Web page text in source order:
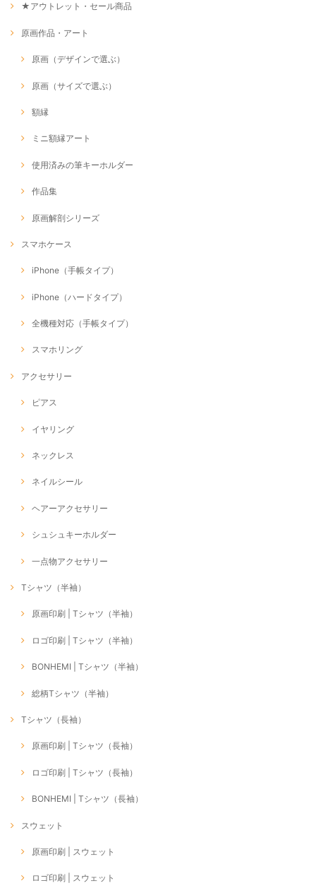
★アウトレット・セール商品
原画作品・アート
原画（デザインで選ぶ）
原画（サイズで選ぶ）
額縁
ミニ額縁アート
使用済みの筆キーホルダー
作品集
原画解剖シリーズ
スマホケース
iPhone（手帳タイプ）
iPhone（ハードタイプ）
全機種対応（手帳タイプ）
スマホリング
アクセサリー
ピアス
イヤリング
ネックレス
ネイルシール
ヘアーアクセサリー
シュシュキーホルダー
一点物アクセサリー
Tシャツ（半袖）
原画印刷 | Tシャツ（半袖）
ロゴ印刷 | Tシャツ（半袖）
BONHEMI | Tシャツ（半袖）
総柄Tシャツ（半袖）
Tシャツ（長袖）
原画印刷 | Tシャツ（長袖）
ロゴ印刷 | Tシャツ（長袖）
BONHEMI | Tシャツ（長袖）
スウェット
原画印刷 | スウェット
ロゴ印刷 | スウェット